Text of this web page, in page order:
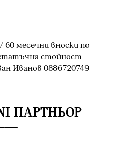
60 месечни вноски по
стойност
Иванов 0886720749
ПАРТНЬОР